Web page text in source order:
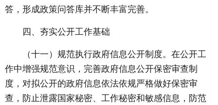
答，形成政策问答库并不断丰富完善。
四、夯实公开工作基础
（十一）规范执行政府信息公开制度。在公开工
作中增强规范意识，完善政府信息公开保密审查制
度，对拟公开的政府信息依法依规严格做好保密审
查，防止泄露国家秘密、工作秘密和敏感信息，防范